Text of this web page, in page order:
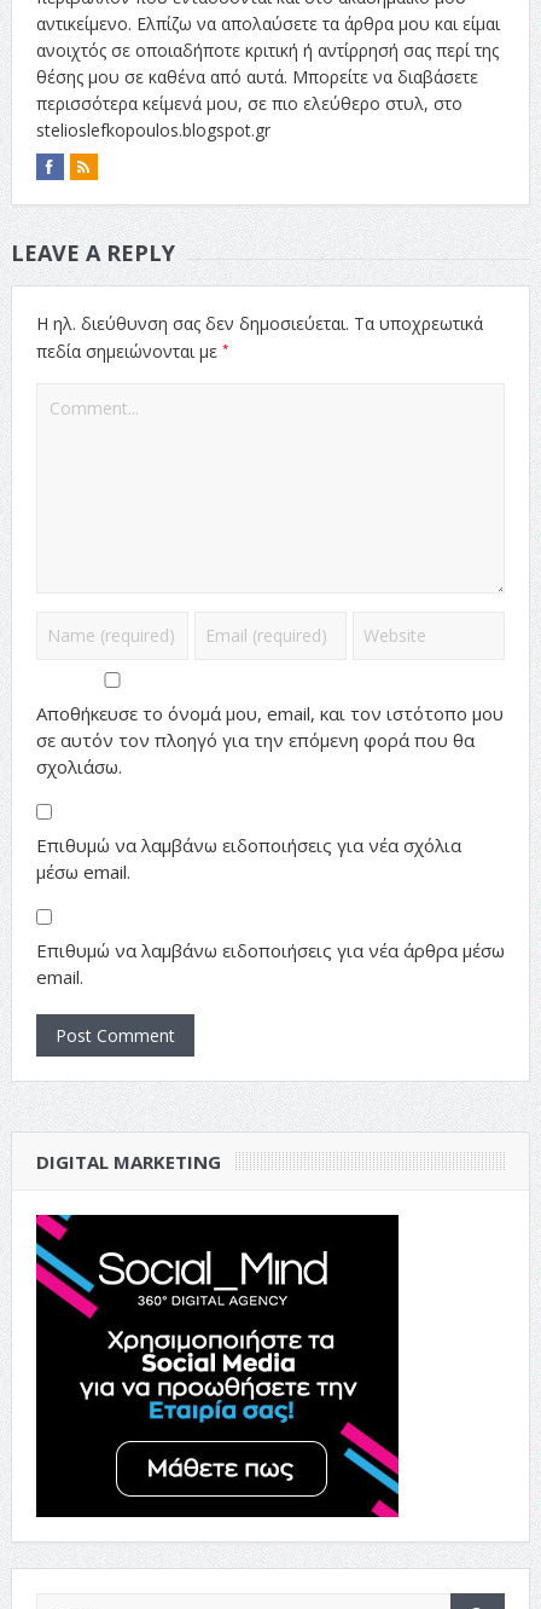
αντικείμενο. Ελπίζω να απολαύσετε τα άρθρα μου και είμαι
ανοιχτός σε οποιαδήποτε κριτική ή αντίρρησή σας περί της
θέσης μου σε καθένα από αυτά. Μπορείτε να διαβάσετε
περισσότερα κείμενά μου, σε πιο ελεύθερο στυλ, στο
stelioslefkopoulos.blogspot.gr
LEAVE A REPLY
Η ηλ. διεύθυνση σας δεν δημοσιεύεται. Τα υποχρεωτικά
πεδία σημειώνονται με *
Αποθήκευσε το όνομά μου, email, και τον ιστότοπο μου
σε αυτόν τον πλοηγό για την επόμενη φορά που θα
σχολιάσω.
Επιθυμώ να λαμβάνω ειδοποιήσεις για νέα σχόλια
μέσω email.
Επιθυμώ να λαμβάνω ειδοποιήσεις για νέα άρθρα μέσω
email.
DIGITAL MARKETING